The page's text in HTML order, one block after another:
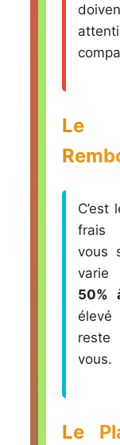
Le
C’est
frais
vous
varie
50%
élevé
vous.
Le